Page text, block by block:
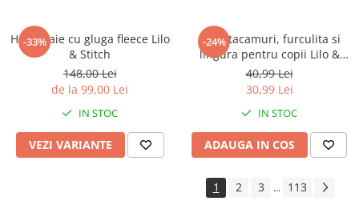
-33%
Halat baie cu gluga fleece Lilo
& Stitch
148,00 Lei
de la 99,00 Lei
IN STOC
VEZI VARIANTE
-24%
Set 2 tacamuri, furculita si
lingura pentru copii Lilo &
Stitch 15.5 cm
40,99 Lei
30,99 Lei
IN STOC
ADAUGA IN COS
1 2 3 ... 113